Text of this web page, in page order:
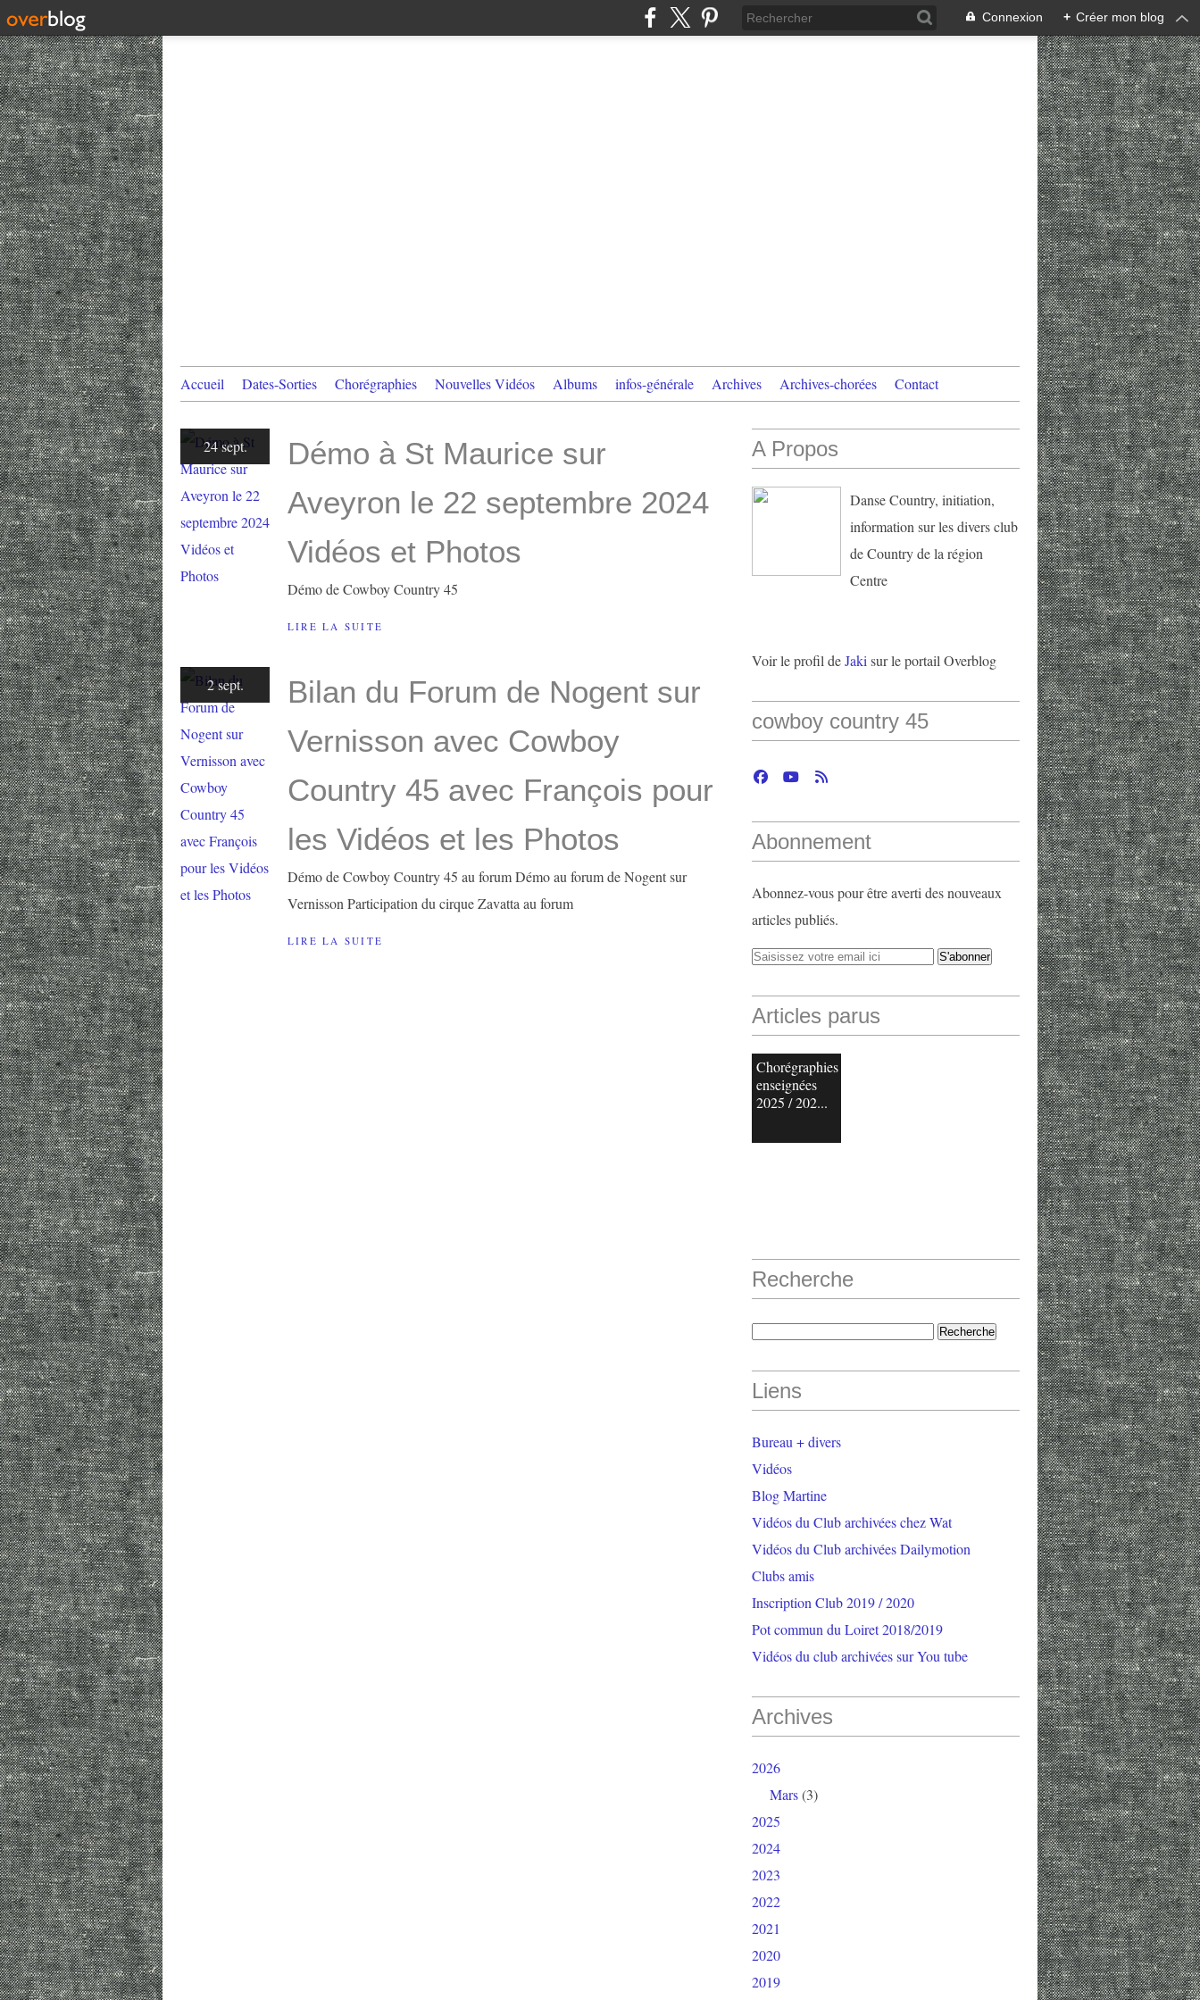
Connexion + Créer mon blog
Accueil Dates-Sorties Chorégraphies Nouvelles Vidéos Albums infos-générale Archives Archives-chorées Contact
24 sept.
Démo à St Maurice sur
Aveyron le 22 septembre 2024
Vidéos et Photos
Démo de Cowboy Country 45
LIRE LA SUITE
2 sept.
Bilan du Forum de Nogent sur
Vernisson avec Cowboy
Country 45 avec François pour
les Vidéos et les Photos
Démo de Cowboy Country 45 au forum Démo au forum de Nogent sur
Vernisson Participation du cirque Zavatta au forum
LIRE LA SUITE
A Propos
Danse Country, initiation,
information sur les divers club
de Country de la région
Centre
Voir le profil deJaki sur le portail Overblog
cowboy country 45
Abonnement
Abonnez-vous pour être averti des nouveaux
articles publiés.
Articles parus
Chorégraphies
enseignées
2025 / 202...
Recherche
Liens
Bureau + divers
Vidéos
Blog Martine
Vidéos du Club archivées chez Wat
Vidéos du Club archivées Dailymotion
Clubs amis
Inscription Club 2019 / 2020
Pot commun du Loiret 2018/2019
Vidéos du club archivées sur You tube
Archives
2026
Mars(3)
2025
2024
2023
2022
2021
2020
2019